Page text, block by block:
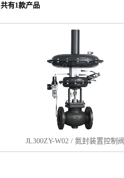
共有1款产品
JL300ZY-W02 / 氮封装置控制阀